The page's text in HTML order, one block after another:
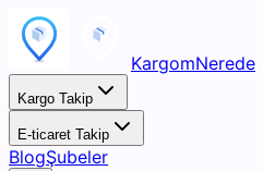
KargomNerede
Kargo Takip
E-ticaret Takip
BlogŞubeler